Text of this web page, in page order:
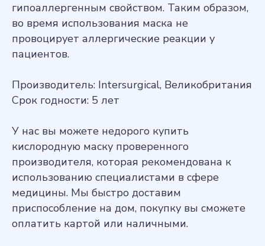
гипоаллергенным свойством. Таким образом,
во время использования маска не
провоцирует аллергические реакции у
пациентов.
Производитель: Intersurgical, Великобритания
Срок годности: 5 лет
У нас вы можете недорого купить
кислородную маску проверенного
производителя, которая рекомендована к
использованию специалистами в сфере
медицины. Мы быстро доставим
приспособление на дом, покупку вы сможете
оплатить картой или наличными.